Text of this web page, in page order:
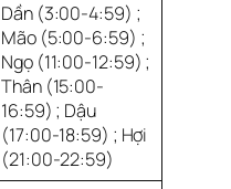
Dần (3:00-4:59) ;
Mão (5:00-6:59) ;
Ngọ (11:00-12:59) ;
Thân (15:00-
16:59) ; Dậu
(17:00-18:59) ; Hợi
(21:00-22:59)